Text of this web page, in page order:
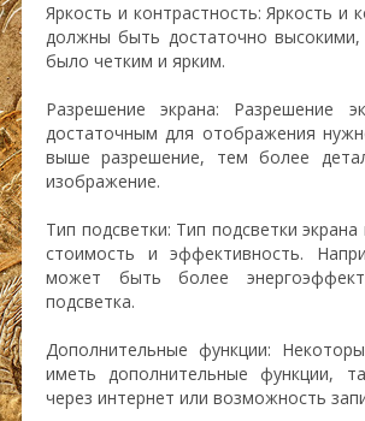
Яркость и контрастность: Яркость и
должны быть достаточно
было четким и ярким.
Разрешение экрана: Разрешение
достаточным для отображения
выше разрешение, тем более
изображение.
Тип подсветки: Тип подсветки
стоимость и эффективность.
может быть более
подсветка.
Дополнительные функции:
иметь дополнительные функции,
через интернет или возможность